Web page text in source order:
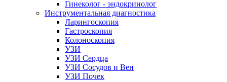
Гинеколог - эндокринолог
Инструментальная диагностика
Ларингоскопия
Гастроскопия
Колоноскопия
УЗИ
УЗИ Сердца
УЗИ Сосудов и Вен
УЗИ Почек